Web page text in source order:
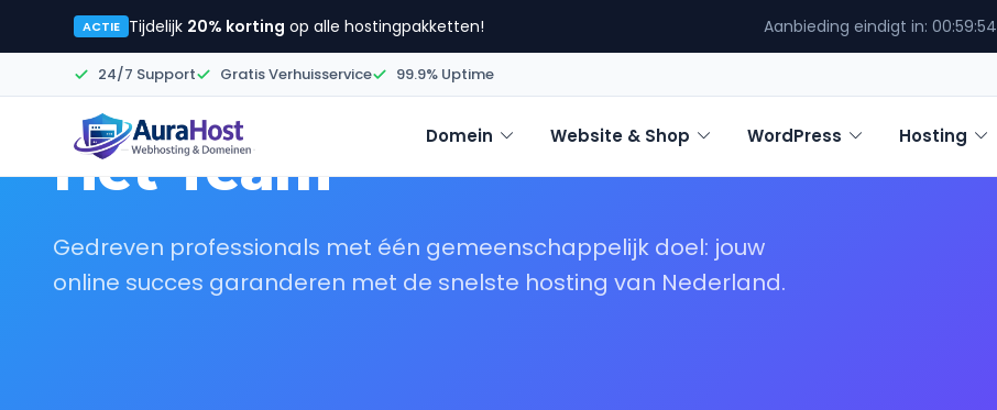
ACTIE Tijdelijk 20% korting op alle hostingpakketten! Aanbieding eindigt in: 00:59:54
24/7 Support Gratis Verhuisservice 99.9% Uptime
Domein Website & Shop WordPress Hosting
Het Team
Gedreven professionals met één gemeenschappelijk doel: jouw
online succes garanderen met de snelste hosting van Nederland.